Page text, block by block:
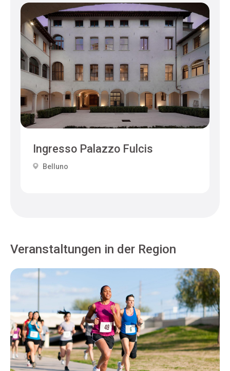
Ingresso Palazzo Fulcis
Belluno
Veranstaltungen in der Region